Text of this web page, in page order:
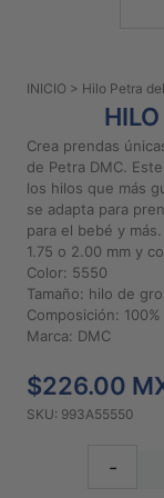
Preguntas
Aviso De
Privacidad
Políticas
Compra
Diseños
INICIO > Hilo Petra
Crea prendas
de Petra DMC.
los hilos que más
se adapta para
para el bebé y
1.75 o 2.00 mm y
Color: 5550
Tamaño: hilo de
Composición:
Marca: DMC
$226.00
SKU: 993A55550
-